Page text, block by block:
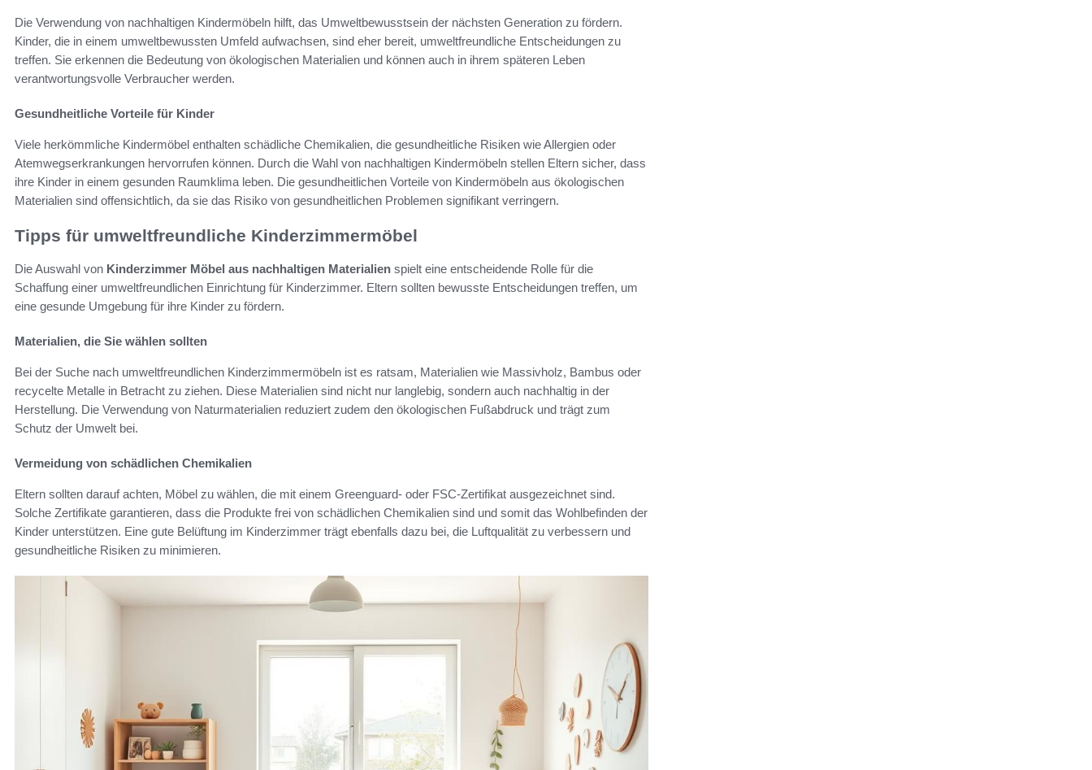
Die Verwendung von nachhaltigen Kindermöbeln hilft, das Umweltbewusstsein der nächsten Generation zu fördern.
Kinder, die in einem umweltbewussten Umfeld aufwachsen, sind eher bereit, umweltfreundliche Entscheidungen zu
treffen. Sie erkennen die Bedeutung von ökologischen Materialien und können auch in ihrem späteren Leben
verantwortungsvolle Verbraucher werden.
Gesundheitliche Vorteile für Kinder
Viele herkömmliche Kindermöbel enthalten schädliche Chemikalien, die gesundheitliche Risiken wie Allergien oder
Atemwegserkrankungen hervorrufen können. Durch die Wahl von nachhaltigen Kindermöbeln stellen Eltern sicher, dass
ihre Kinder in einem gesunden Raumklima leben. Die gesundheitlichen Vorteile von Kindermöbeln aus ökologischen
Materialien sind offensichtlich, da sie das Risiko von gesundheitlichen Problemen signifikant verringern.
Tipps für umweltfreundliche Kinderzimmermöbel
Die Auswahl von Kinderzimmer Möbel aus nachhaltigen Materialien spielt eine entscheidende Rolle für die
Schaffung einer umweltfreundlichen Einrichtung für Kinderzimmer. Eltern sollten bewusste Entscheidungen treffen, um
eine gesunde Umgebung für ihre Kinder zu fördern.
Materialien, die Sie wählen sollten
Bei der Suche nach umweltfreundlichen Kinderzimmermöbeln ist es ratsam, Materialien wie Massivholz, Bambus oder
recycelte Metalle in Betracht zu ziehen. Diese Materialien sind nicht nur langlebig, sondern auch nachhaltig in der
Herstellung. Die Verwendung von Naturmaterialien reduziert zudem den ökologischen Fußabdruck und trägt zum
Schutz der Umwelt bei.
Vermeidung von schädlichen Chemikalien
Eltern sollten darauf achten, Möbel zu wählen, die mit einem Greenguard- oder FSC-Zertifikat ausgezeichnet sind.
Solche Zertifikate garantieren, dass die Produkte frei von schädlichen Chemikalien sind und somit das Wohlbefinden der
Kinder unterstützen. Eine gute Belüftung im Kinderzimmer trägt ebenfalls dazu bei, die Luftqualität zu verbessern und
gesundheitliche Risiken zu minimieren.